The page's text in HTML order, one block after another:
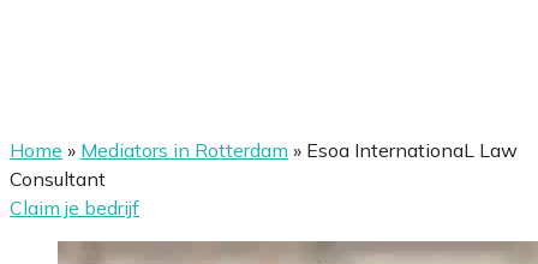
Home » Mediators in Rotterdam » Esoa InternationaL Law
Consultant
Claim je bedrijf